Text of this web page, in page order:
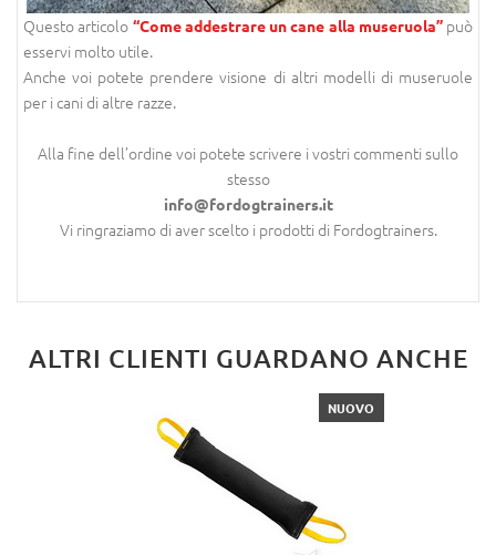
Questo articolo “Come addestrare un cane alla museruola”può
esservi molto utile.
Anche voi potete prendere visione di altri modelli di museruole
per i cani di altre razze.
Alla fine dell’ordine voi potete scrivere i vostri commenti sullo
stesso
info@fordogtrainers.it
Vi ringraziamo di aver scelto i prodotti di Fordogtrainers.
ALTRI CLIENTI GUARDANO ANCHE
NUOVO